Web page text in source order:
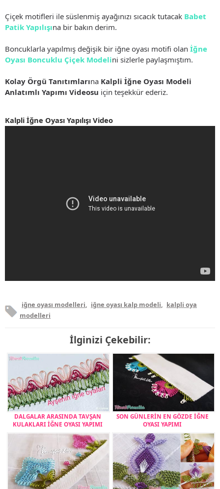
Çiçek motifleri ile süslenmiş ayağınızı sıcacık tutacak Babet
Patik Yapılışına bir bakın derim.
Boncuklarla yapılmış değişik bir iğne oyası motifi olan İğne
Oyası Boncuklu Çiçek Modelini sizlerle paylaşmıştım.
Kolay Örgü Tanıtımlarına Kalpli İğne Oyası Modeli
Anlatımlı Yapımı Videosu için teşekkür ederiz.
Kalpli İğne Oyası Yapılışı Video
iğne oyası modelleri, iğne oyası kalp modeli, kalpli oya
modelleri
İlginizi Çekebilir:
DALGALAR ARASINDA TAVŞAN
KULAKLARI İĞNE OYASI YAPIMI
SON GÜNLERİN EN GÖZDE İĞNE
OYASI YAPIMI